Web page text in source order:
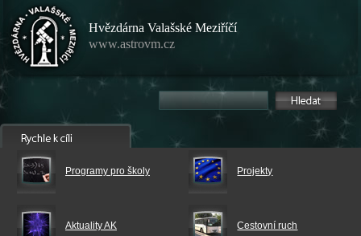
Hvězdárna Valašské Meziříčí
www.astrovm.cz
Programy pro školy Projekty
Aktuality AK Cestovní ruch